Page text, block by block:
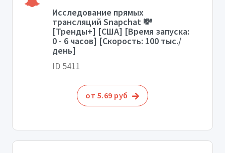
Исследование прямых
трансляций Snapchat 💸
[Тренды+] [США] [Время запуска:
0 - 6 часов] [Скорость: 100 тыс./
день]
ID 5411
от 5.69 руб